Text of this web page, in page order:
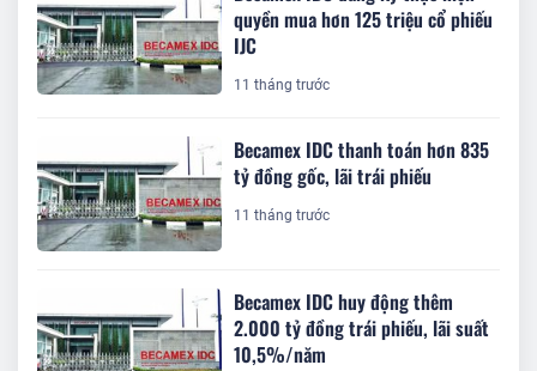
quyền mua hơn 125 triệu cổ phiếu
IJC
11 tháng trước
Becamex IDC thanh toán hơn 835
tỷ đồng gốc, lãi trái phiếu
11 tháng trước
Becamex IDC huy động thêm
2.000 tỷ đồng trái phiếu, lãi suất
10,5%/năm